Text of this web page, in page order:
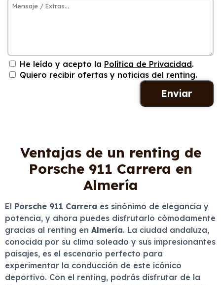
He leído y acepto la Política de Privacidad.
Quiero recibir ofertas y noticias del renting.
Ventajas de un renting de
Porsche 911 Carrera en
Almería
El Porsche 911 Carrera es sinónimo de elegancia y
potencia, y ahora puedes disfrutarlo cómodamente
gracias al renting en Almería. La ciudad andaluza,
conocida por su clima soleado y sus impresionantes
paisajes, es el escenario perfecto para
experimentar la conducción de este icónico
deportivo. Con el renting, podrás disfrutar de la